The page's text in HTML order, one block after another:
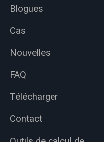
Blogues
Cas
Nouvelles
FAQ
Télécharger
Contact